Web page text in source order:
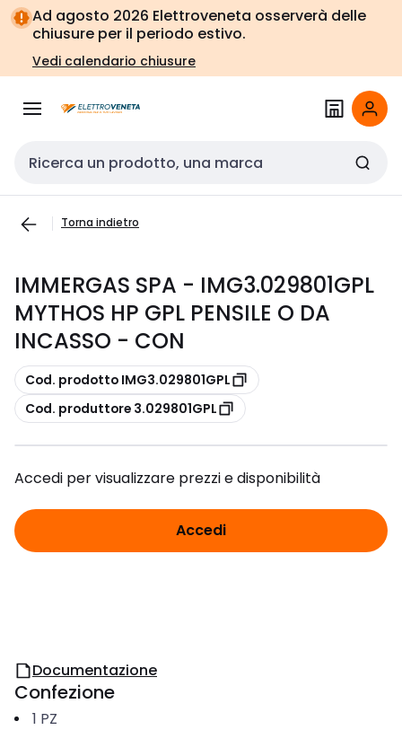
Vai alla
navigazione
Vai
alla
pagina
Ad agosto 2026 Elettroveneta osserverà delle
chiusure per il periodo estivo.
Vedi calendario chiusure
Cerca input
Torna indietro
IMMERGAS SPA - IMG3.029801GPL
MYTHOS HP GPL PENSILE O DA
INCASSO - CON
copia
Cod. prodotto IMG3.029801GPL
copia
Cod. produttore 3.029801GPL
Accedi per visualizzare prezzi e disponibilità
Accedi
Documentazione
Confezione
1 PZ